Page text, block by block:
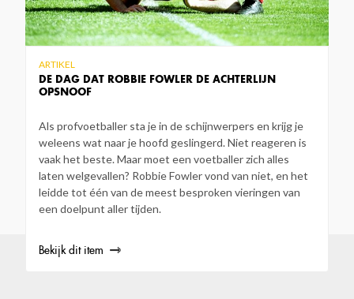
DE DAG DAT ROBBIE FOWLER DE ACHTERLIJN
OPSNOOF
ARTIKEL
Als profvoetballer sta je in de schijnwerpers en krijg je
weleens wat naar je hoofd geslingerd. Niet reageren is
vaak het beste. Maar moet een voetballer zich alles
laten welgevallen? Robbie Fowler vond van niet, en het
leidde tot één van de meest besproken vieringen van
een doelpunt aller tijden.
Bekijk dit item